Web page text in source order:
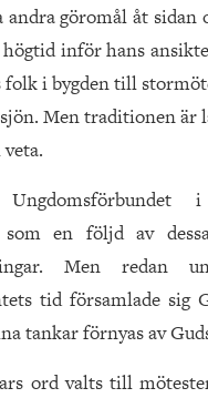
andra göromål åt sidan
inför hans
folk i bygden till
Men traditionen är
i
som en följd av
Men redan
tid församlade sig
tankar förnyas av
ord valts till